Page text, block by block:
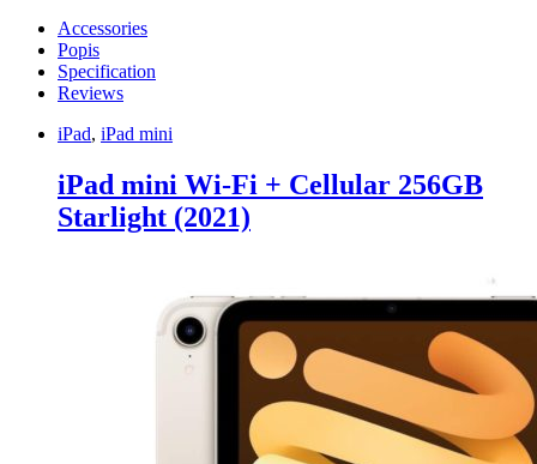
Accessories
Popis
Specification
Reviews
iPad, iPad mini
iPad mini Wi-Fi + Cellular 256GB
Starlight (2021)